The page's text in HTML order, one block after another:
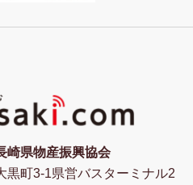
崎県物産振興協会
黒町3-1県営バスターミナル2